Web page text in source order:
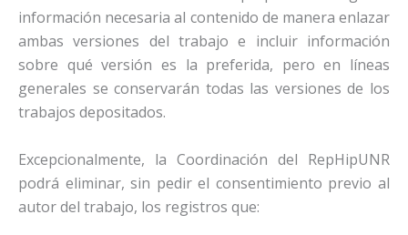
información necesaria al contenido de manera enlazar
ambas versiones del trabajo e incluir información
sobre qué versión es la preferida, pero en líneas
generales se conservarán todas las versiones de los
trabajos depositados.
Excepcionalmente, la Coordinación del RepHipUNR
podrá eliminar, sin pedir el consentimiento previo al
autor del trabajo, los registros que: